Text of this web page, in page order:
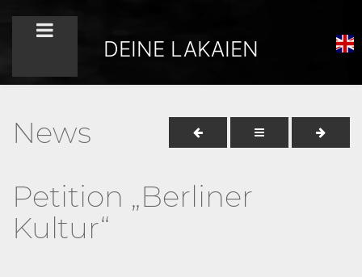
DEINE LAKAIEN
News
Petition „Berliner
Kultur“